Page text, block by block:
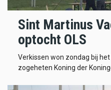
Sint Martinus
optocht OLS
Verkissen won zondag bij
zogeheten Koning der